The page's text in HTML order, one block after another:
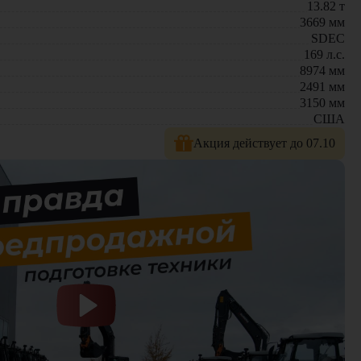
с полной гарантией; оригинальные запчасти и сервис;
оптимальное решение для ваших задач!
13.82 т
3669 мм
SDEC
169 л.с.
8974 мм
2491 мм
3150 мм
США
Акция действует до 07.10